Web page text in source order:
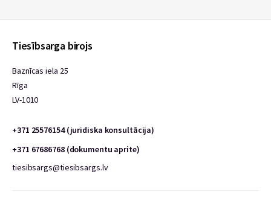
Tiesībsarga birojs
Baznīcas iela 25
Rīga
LV-1010
+371 25576154 (juridiska konsultācija)
+371 67686768 (dokumentu aprite)
tiesibsargs@tiesibsargs.lv